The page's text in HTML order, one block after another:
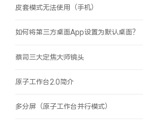
皮套模式无法使用（手机）
如何将第三方桌面App设置为默认桌面？
蔡司三大定焦大师镜头
原子工作台2.0简介
多分屏（原子工作台并行模式）